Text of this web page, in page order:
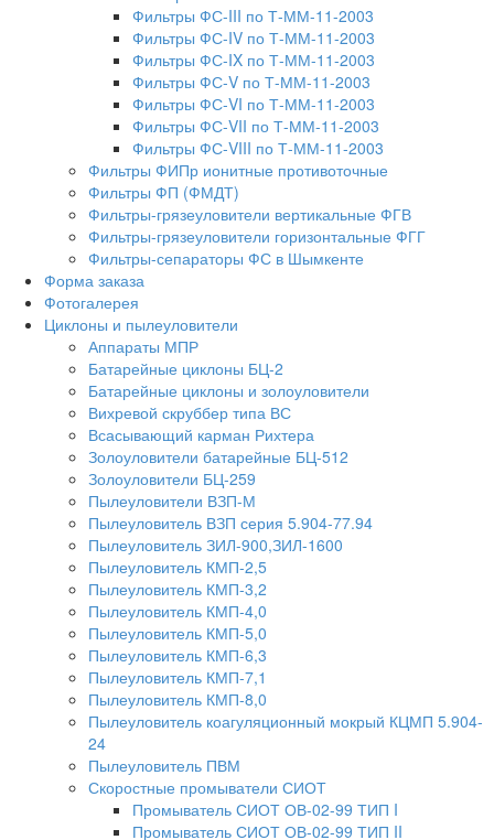
Фильтры ФС-III по Т-ММ-11-2003
Фильтры ФС-IV по Т-ММ-11-2003
Фильтры ФС-IX по Т-ММ-11-2003
Фильтры ФС-V по Т-ММ-11-2003
Фильтры ФС-VI по Т-ММ-11-2003
Фильтры ФС-VII по Т-ММ-11-2003
Фильтры ФС-VIII по Т-ММ-11-2003
Фильтры ФИПр ионитные противоточные
Фильтры ФП (ФМДТ)
Фильтры-грязеуловители вертикальные ФГВ
Фильтры-грязеуловители горизонтальные ФГГ
Фильтры-сепараторы ФС в Шымкенте
Форма заказа
Фотогалерея
Циклоны и пылеуловители
Аппараты МПР
Батарейные циклоны БЦ-2
Батарейные циклоны и золоуловители
Вихревой скруббер типа ВС
Всасывающий карман Рихтера
Золоуловители батарейные БЦ-512
Золоуловители БЦ-259
Пылеуловители ВЗП-М
Пылеуловитель ВЗП серия 5.904-77.94
Пылеуловитель ЗИЛ-900,ЗИЛ-1600
Пылеуловитель КМП-2,5
Пылеуловитель КМП-3,2
Пылеуловитель КМП-4,0
Пылеуловитель КМП-5,0
Пылеуловитель КМП-6,3
Пылеуловитель КМП-7,1
Пылеуловитель КМП-8,0
Пылеуловитель коагуляционный мокрый КЦМП 5.904-
24
Пылеуловитель ПВМ
Скоростные промыватели СИОТ
Промыватель СИОТ ОВ-02-99 ТИП I
Промыватель СИОТ ОВ-02-99 ТИП II